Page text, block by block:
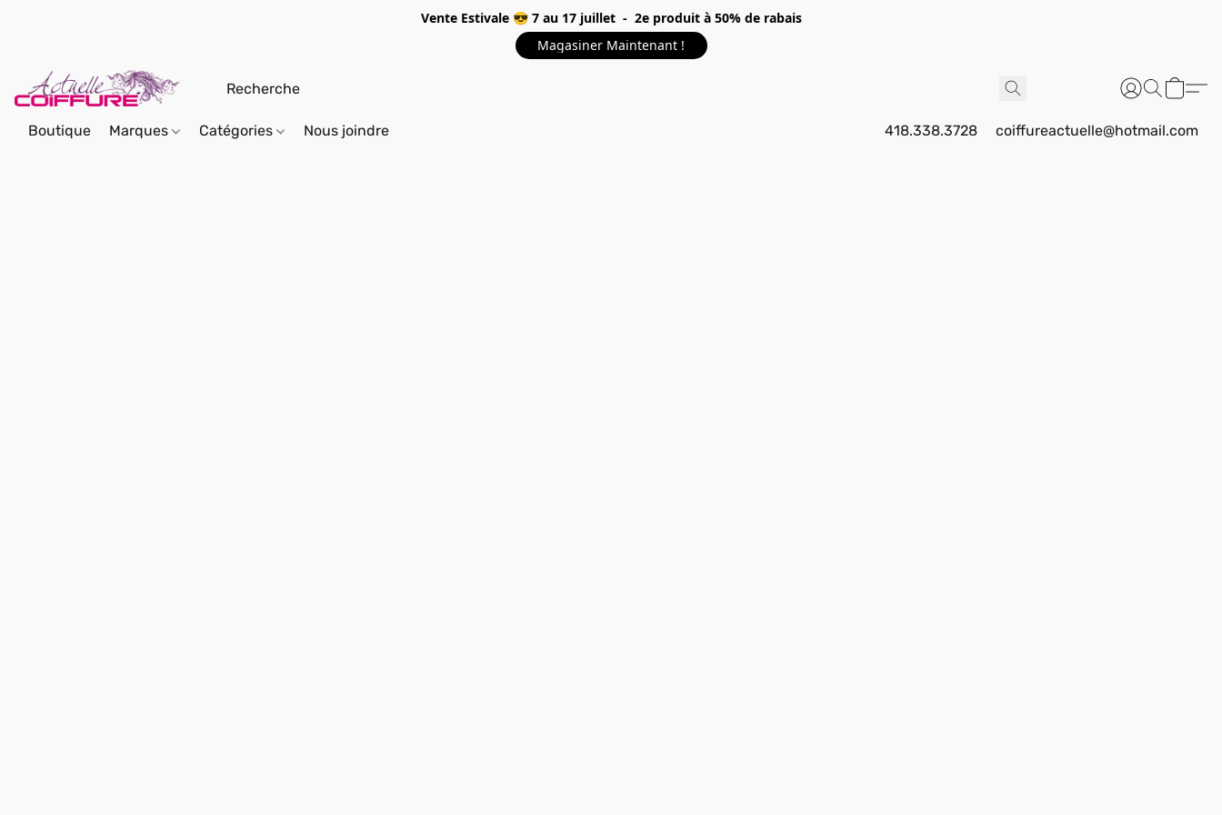
Vente Estivale 😎 7 au 17 juillet - 2e produit à 50% de rabais
Magasiner Maintenant !
Boutique Marques Catégories Nous joindre 418.338.3728 coiffureactuelle@hotmail.com